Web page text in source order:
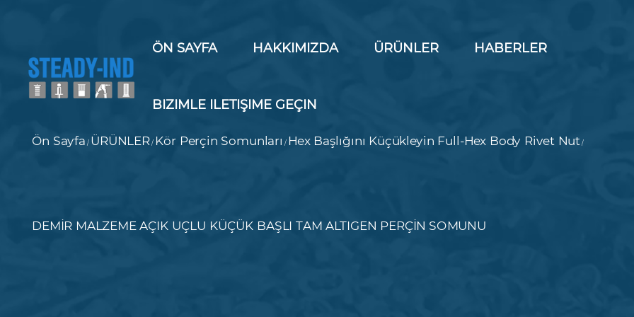
ÖN SAYFA HAKKIMIZDA ÜRÜNLER HABERLER
BIZIMLE ILETIŞIME GEÇIN
Ön Sayfa / ÜRÜNLER/ Kör Perçin Somunları / Hex Başlığını Küçükleyin Full-Hex Body Rivet Nut /
DEMİR MALZEME AÇIK UÇLU KÜÇÜK BAŞLI TAM ALTIGEN PERÇİN SOMUNU